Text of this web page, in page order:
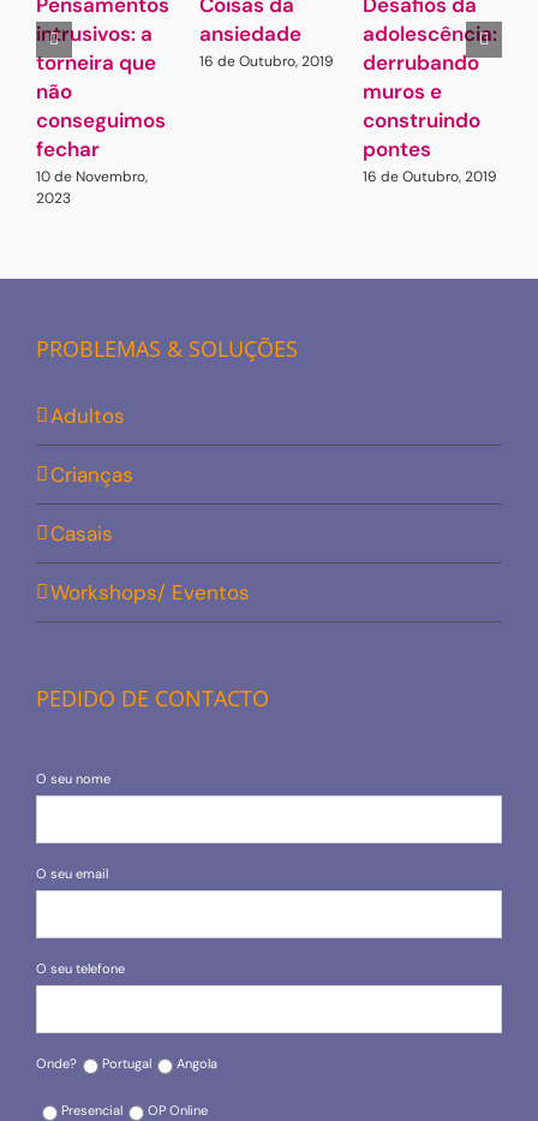
intrusivos: a
torneira que
não
conseguimos
fechar
10 de Novembro,
2023
ansiedade
16 de Outubro, 2019
adolescência:
derrubando
muros e
construindo
pontes
16 de Outubro, 2019
PROBLEMAS & SOLUÇÕES
Adultos
Crianças
Casais
Workshops/ Eventos
PEDIDO DE CONTACTO
O seu nome
O seu email
O seu telefone
Onde? Portugal Angola
Presencial OP Online